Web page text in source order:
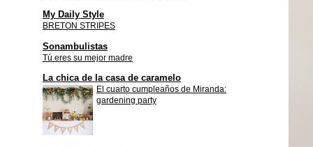
My Daily Style
BRETON STRIPES
Sonambulistas
Tú eres su mejor madre
La chica de la casa de caramelo
El cuarto cumpleaños de Miranda:
gardening party